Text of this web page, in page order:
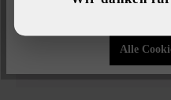
platin-schattiert
Alle